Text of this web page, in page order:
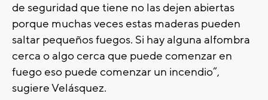
de seguridad que tiene no las dejen abiertas
porque muchas veces estas maderas pueden
saltar pequeños fuegos. Si hay alguna alfombra
cerca o algo cerca que puede comenzar en
fuego eso puede comenzar un incendio”,
sugiere Velásquez.